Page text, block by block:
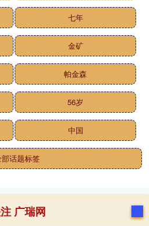
七年
金矿
帕金森
56岁
中国
话题标签
广瑞网